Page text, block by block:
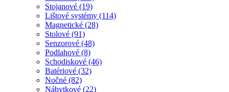
Stojanové (19)
Lištové systémy (114)
Magnetické (28)
Stolové (91)
Senzorové (48)
Podlahové (8)
Schodiskové (46)
Batériové (32)
Nočné (82)
Nábytkové (22)